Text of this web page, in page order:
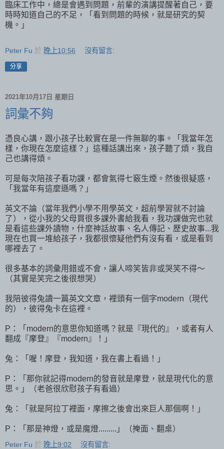
臨床工作中，總是會遇到問題，前輩的演講提醒著自己，要
時時知道自己的不足，「看到問題的時候，就是研究的契
機。」
Peter Fu 於 晚上10:56 沒有留言:
分享
2021年10月17日 星期日
詞彙不夠
憑良心講，跟小孩子比較實在是一件無聊的事。「我當年怎
樣，你現在怎麼這樣？」這種話講出來，孩子聽了煩，我自
己也講得煩。
可是每次陪孩子看功課，都會氣得七竅生煙。然後很疑惑，
「我當年有這麼遜嗎？」
英文不論（當年我們小學不用學英文，超前學習就不討論
了），從小我的父母買很多課外書給我看，我功課做完也就
是看這些課外讀物，什麼神話故事、名人傳記、歷史故事...我
現在也買一堆給孩子，我都很懷疑他們有沒有看，或是看到
哪裡去了。
很多基本的詞彙用錯或不會，讓人啼笑皆非或哭笑不得～
（其實是笑完之後很想哭）
我陪彼得兔讀一篇英文文章，裡頭有一個字modern（現代
的），彼得兔卡在這裡。
P：「modern的意思你知道嗎？就是『現代的』，或者有人
翻成『摩登』『modern』！」
兔：「喔！摩登，我知道，我在書上看過！」
P：「那你就記得modern的發音就是摩登，就是現代化的意
思。」（老爸很欣慰孩子有看過）
兔：「就是阿拉丁裡面，摩擦之後會出來巨人那個啊！」
P：「那是神燈，或是魔燈.........」（掩面、翻桌）
Peter Fu 於 晚上9:02 沒有留言: